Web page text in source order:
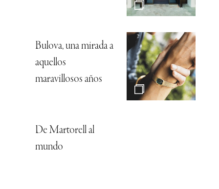
Bulova, una mirada a
aquellos
maravillosos años
De Martorell al
mundo